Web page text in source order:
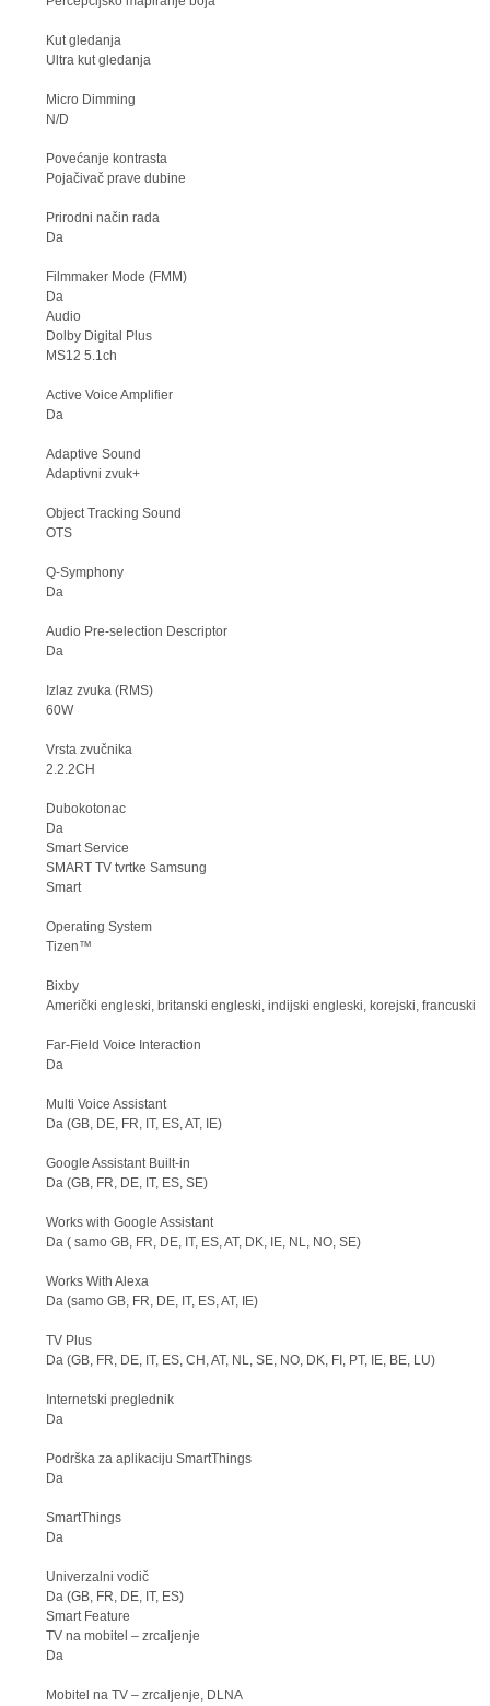
Kut gledanja
Ultra kut gledanja
Micro Dimming
N/D
Povećanje kontrasta
Pojačivač prave dubine
Prirodni način rada
Da
Filmmaker Mode (FMM)
Da
Audio
Dolby Digital Plus
MS12 5.1ch
Active Voice Amplifier
Da
Adaptive Sound
Adaptivni zvuk+
Object Tracking Sound
OTS
Q-Symphony
Da
Audio Pre-selection Descriptor
Da
Izlaz zvuka (RMS)
60W
Vrsta zvučnika
2.2.2CH
Dubokotonac
Da
Smart Service
SMART TV tvrtke Samsung
Smart
Operating System
Tizen™
Bixby
Američki engleski, britanski engleski, indijski engleski, korejski,
Far-Field Voice Interaction
Da
Multi Voice Assistant
Da (GB, DE, FR, IT, ES, AT, IE)
Google Assistant Built-in
Da (GB, FR, DE, IT, ES, SE)
Works with Google Assistant
Da ( samo GB, FR, DE, IT, ES, AT, DK, IE, NL, NO, SE)
Works With Alexa
Da (samo GB, FR, DE, IT, ES, AT, IE)
TV Plus
Da (GB, FR, DE, IT, ES, CH, AT, NL, SE, NO, DK, FI, PT, IE, BE, LU)
Internetski preglednik
Da
Podrška za aplikaciju SmartThings
Da
SmartThings
Da
Univerzalni vodič
Da (GB, FR, DE, IT, ES)
Smart Feature
TV na mobitel – zrcaljenje
Da
Mobitel na TV – zrcaljenje, DLNA